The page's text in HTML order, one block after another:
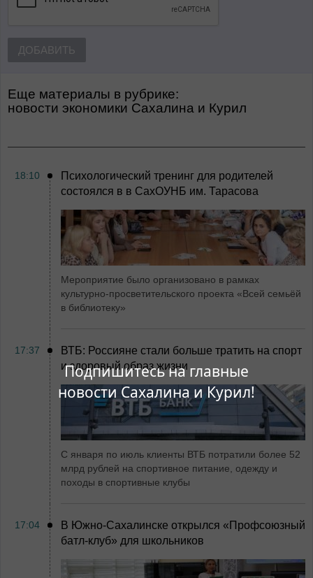
Подпишитесь на главные
новости Сахалина и Курил!
ДОБАВИТЬ
Еще материалы в рубрике:
Новости экономики Сахалина и Курил
18:10
Психологический тренинг для родителей
состоялся в в СахОУНБ им. Тарасова
Мероприятие было организовано в рамках
культурно-просветительского проекта «Всей семьёй
в библиотеку»
17:37
ВТБ: Россияне стали больше тратить на спорт
и здоровый образ жизни
С января по июль клиенты ВТБ потратили более 52
млрд рублей на спортивное питание, одежду и
походы в спортивные клубы
17:04
В Южно-Сахалинске открылся «Профсоюзный
батл-клуб» для школьников